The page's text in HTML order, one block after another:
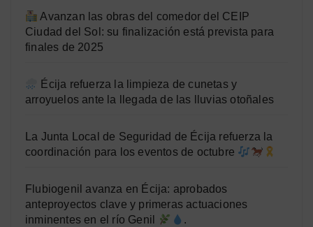
Avanzan las obras del comedor del CEIP
Ciudad del Sol: su finalización está prevista para
finales de 2025
Écija refuerza la limpieza de cunetas y
arroyuelos ante la llegada de las lluvias otoñales
La Junta Local de Seguridad de Écija refuerza la
coordinación para los eventos de octubre
Flubiogenil avanza en Écija: aprobados
anteproyectos clave y primeras actuaciones
inminentes en el río Genil
.